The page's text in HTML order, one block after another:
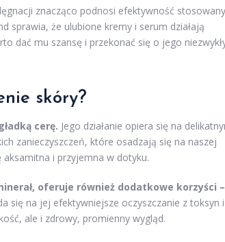
znacząco podnosi efektywność
sprawia, że ulubione kremy i serum działają
dać mu szansę i przekonać się o jego
skóry?
cerę. Jego działanie opiera się na
zanieczyszczeń, które osadzają się na naszej
i przyjemna w dotyku.
oferuje również dodatkowe korzyści –
się na jej efektywniejsze oczyszczanie z toksyn i
ale i zdrowy, promienny wygląd.